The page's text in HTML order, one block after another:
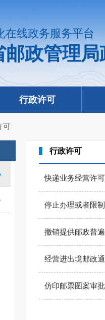
在线政务服务平台
邮政管理
行政许可
可
行政许可
快递业务经营许可
停止办理或者限
撤销提供邮政普
经营进出境邮政
仿印邮票图案审批